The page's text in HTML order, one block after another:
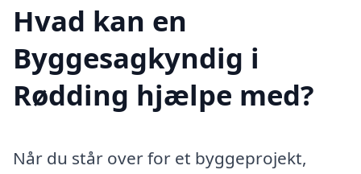
Hvad kan en
Byggesagkyndig i
Rødding hjælpe med?
Når du står over for et byggeprojekt,